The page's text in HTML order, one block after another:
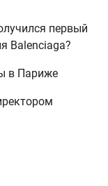
первый
Balenciaga?
в Париже